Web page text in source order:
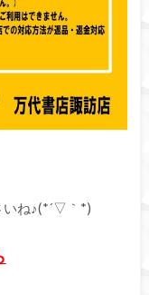
いね♪(*´▽｀*)